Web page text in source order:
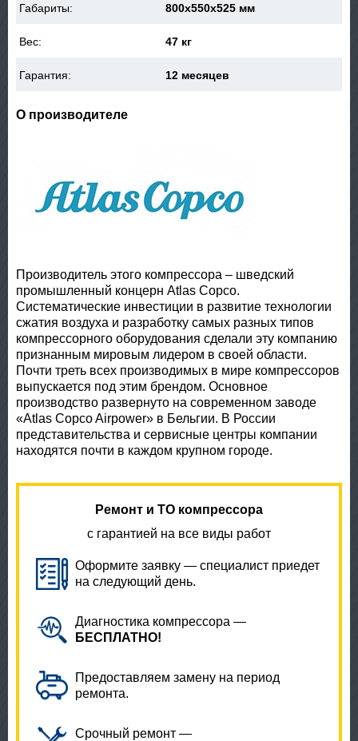
Габариты: 800x550x525 мм
Вес: 47 кг
Гарантия: 12 месяцев
О производителе
Производитель этого компрессора – шведский
промышленный концерн Atlas Copco.
Систематические инвестиции в развитие технологии
сжатия воздуха и разработку самых разных типов
компрессорного оборудования сделали эту компанию
признанным мировым лидером в своей области.
Почти треть всех производимых в мире компрессоров
выпускается под этим брендом. Основное
производство развернуто на современном заводе
«Atlas Copco Airpower» в Бельгии. В России
представительства и сервисные центры компании
находятся почти в каждом крупном городе.
Ремонт и ТО компрессора
с гарантией на все виды работ
Оформите заявку — специалист приедет
на следующий день.
Диагностика компрессора —
БЕСПЛАТНО!
Предоставляем замену на период
ремонта.
Срочный ремонт —